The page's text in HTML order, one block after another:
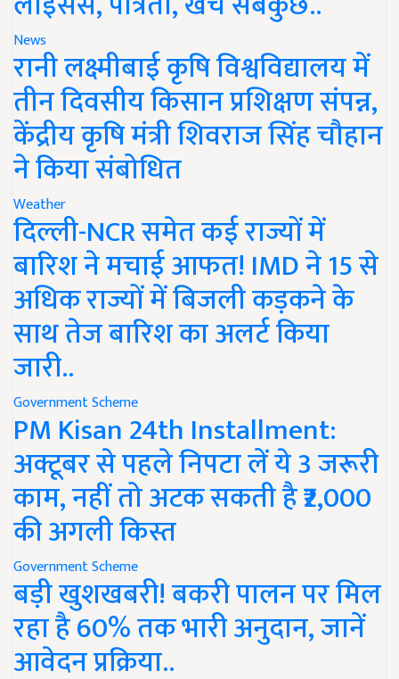
News
रानी लक्ष्मीबाई कृषि विश्वविद्यालय में
तीन दिवसीय किसान प्रशिक्षण संपन्न,
केंद्रीय कृषि मंत्री शिवराज सिंह चौहान
ने किया संबोधित
Weather
दिल्ली-NCR समेत कई राज्यों में
बारिश ने मचाई आफत! IMD ने 15 से
अधिक राज्यों में बिजली कड़कने के
साथ तेज बारिश का अलर्ट किया
जारी..
Government Scheme
PM Kisan 24th Installment:
अक्टूबर से पहले निपटा लें ये 3 जरूरी
काम, नहीं तो अटक सकती है ₹2,000
की अगली किस्त
Government Scheme
बड़ी खुशखबरी! बकरी पालन पर मिल
रहा है 60% तक भारी अनुदान, जानें
आवेदन प्रक्रिया..